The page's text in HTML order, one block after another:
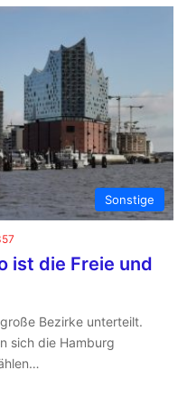
Sonstige
ist die Freie und
Bezirke unterteilt.
sich die Hamburg